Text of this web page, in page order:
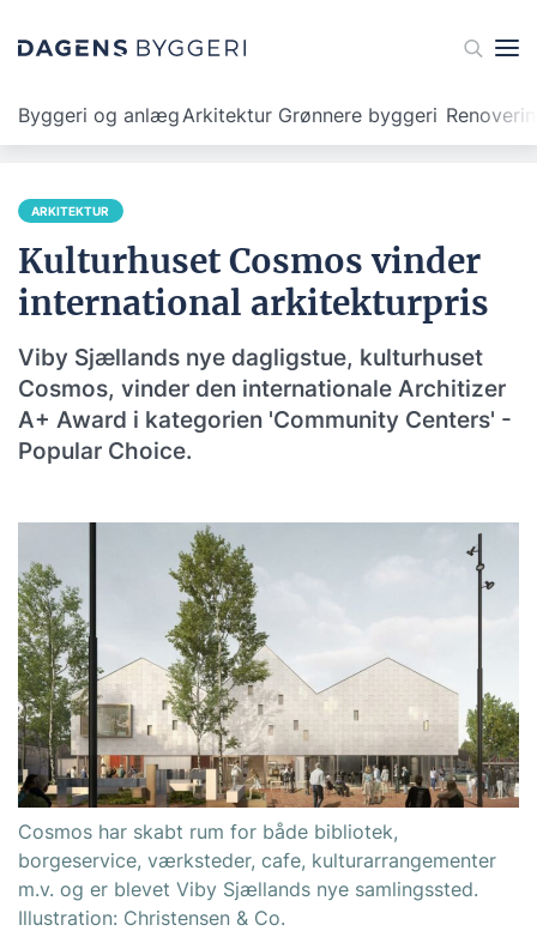
Byggeri og anlægArkitektur Grønnere byggeri
ARKITEKTUR
Kulturhuset Cosmos vinder
international arkitekturpris
Viby Sjællands nye dagligstue, kulturhuset
Cosmos, vinder den internationale Architizer
A+ Award i kategorien 'Community Centers' -
Popular Choice.
Cosmos har skabt rum for både bibliotek,
borgeservice, værksteder, cafe, kulturarrangementer
m.v. og er blevet Viby Sjællands nye samlingssted.
Illustration: Christensen & Co.